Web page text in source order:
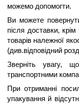
можемо допомогти.
Ви можете
після доставки, крім
товарів належної
(див.відповідний
Зверніть увагу,
транспортними
При отриманні
упакування й